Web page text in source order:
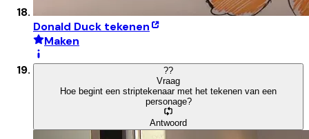
Donald Duck tekenen
Maken
??
Vraag
Hoe begint een striptekenaar met het tekenen van een
personage?
Antwoord